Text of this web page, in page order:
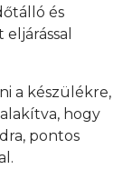
és
a készülékre,
hogy
pontos